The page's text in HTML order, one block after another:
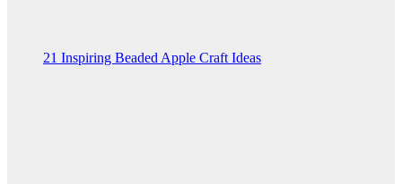
21 Inspiring Beaded Apple Craft Ideas